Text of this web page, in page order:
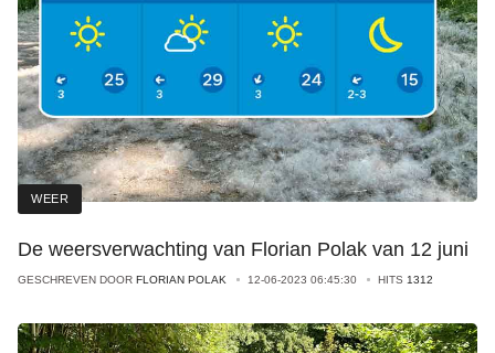
WEER
De weersverwachting van Florian Polak van 12 juni
GESCHREVEN DOOR FLORIAN POLAK 12-06-2023 06:45:30 HITS 1312